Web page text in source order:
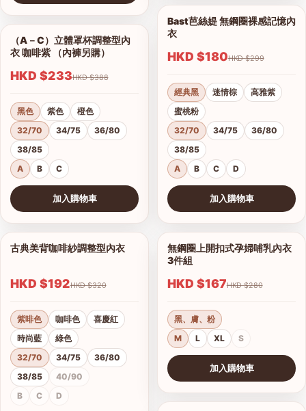
1/5
查看圖片
（A－C）立體罩杯調整型內
衣 咖啡紫 （內褲另購）
HKD $233 HKD $388
黑色 紫色
橙色
32/70
34/75
36/80
38/85
A
B C
加入購物車
1/19
查看圖片
古典美背咖啡紗調整型內衣
HKD $192 HKD $320
紫啡色 咖啡色
喜慶紅
時尚藍
綠色
32/70
34/75
36/80
38/85
40/90
B
C D
1/15
Bast芭絲媞 無鋼圈裸感記憶內
衣
HKD $180 HKD $299
經典黑 迷情棕
高雅紫
蜜桃粉
32/70
34/75
36/80
38/85
A
B C D
加入購物車
1/3
查看圖片
無鋼圈上開扣式孕婦哺乳內衣
3件組
HKD $167 HKD $280
黑、膚、粉
M
L XL S
加入購物車
查看圖片